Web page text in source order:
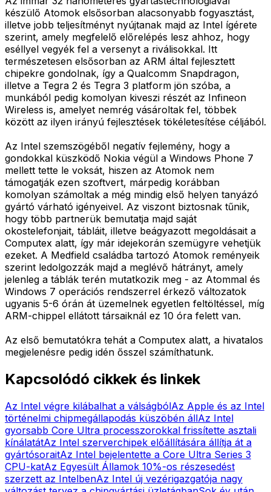
készülő Atomok elsősorban alacsonyabb fogyasztást,
illetve jobb teljesítményt nyújtanak majd az Intel ígérete
szerint, amely megfelelő előrelépés lesz ahhoz, hogy
eséllyel vegyék fel a versenyt a riválisokkal. Itt
természetesen elsősorban az ARM által fejlesztett
chipekre gondolnak, így a Qualcomm Snapdragon,
illetve a Tegra 2 és Tegra 3 platform jön szóba, a
munkából pedig komolyan kiveszi részét az Infineon
Wireless is, amelyet nemrég vásároltak fel, többek
között az ilyen irányú fejlesztések tökéletesítése céljából.
Az Intel szemszögéből negatív fejlemény, hogy a
gondokkal küszködő Nokia végül a Windows Phone 7
mellett tette le voksát, hiszen az Atomok nem
támogatják ezen szoftvert, márpedig korábban
komolyan számoltak a még mindig első helyen tanyázó
gyártó várható igényeivel. Az viszont biztosnak tűnik,
hogy több partnerük bemutatja majd saját
okostelefonjait, tábláit, illetve beágyazott megoldásait a
Computex alatt, így már idejekorán szemügyre vehetjük
ezeket. A Medfield családba tartozó Atomok reményeik
szerint ledolgozzák majd a meglévő hátrányt, amely
jelenleg a táblák terén mutatkozik meg - az Atommal és
Windows 7 operációs rendszerrel érkező változatok
ugyanis 5-6 órán át üzemelnek egyetlen feltöltéssel, míg
ARM-chippel ellátott társaiknál ez 10 óra felett van.
Az első bemutatókra tehát a Computex alatt, a hivatalos
megjelenésre pedig idén ősszel számíthatunk.
Kapcsolódó cikkek és linkek
Az Intel végre kilábalhat a válságbólAz Apple és az Intel
történelmi chipmegállapodás küszöbén állAz Intel
gyorsabb Core Ultra processzorokkal frissítette asztali
kínálatátAz Intel szerverchipek előállítására állítja át a
gyártósoraitAz Intel bejelentette a Core Ultra Series 3
CPU-katAz Egyesült Államok 10%-os részesedést
szerzett az IntelbenAz Intel új vezérigazgatója nagy